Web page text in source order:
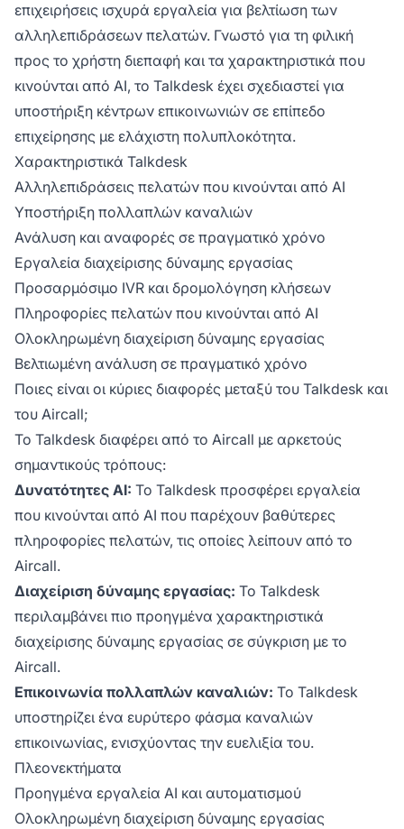
επιχειρήσεις ισχυρά εργαλεία για βελτίωση των
αλληλεπιδράσεων πελατών. Γνωστό για τη φιλική
προς το χρήστη διεπαφή και τα χαρακτηριστικά που
κινούνται από AI, το Talkdesk έχει σχεδιαστεί για
υποστήριξη κέντρων επικοινωνιών σε επίπεδο
επιχείρησης με ελάχιστη πολυπλοκότητα.
Χαρακτηριστικά Talkdesk
Αλληλεπιδράσεις πελατών που κινούνται από AI
Υποστήριξη πολλαπλών καναλιών
Ανάλυση και αναφορές σε πραγματικό χρόνο
Εργαλεία διαχείρισης δύναμης εργασίας
Προσαρμόσιμο IVR και δρομολόγηση κλήσεων
Πληροφορίες πελατών που κινούνται από AI
Ολοκληρωμένη διαχείριση δύναμης εργασίας
Βελτιωμένη ανάλυση σε πραγματικό χρόνο
Ποιες είναι οι κύριες διαφορές μεταξύ του Talkdesk και
του Aircall;
Το Talkdesk διαφέρει από το Aircall με αρκετούς
σημαντικούς τρόπους:
Δυνατότητες AI: Το Talkdesk προσφέρει εργαλεία
που κινούνται από AI που παρέχουν βαθύτερες
πληροφορίες πελατών, τις οποίες λείπουν από το
Aircall.
Διαχείριση δύναμης εργασίας: Το Talkdesk
περιλαμβάνει πιο προηγμένα χαρακτηριστικά
διαχείρισης δύναμης εργασίας σε σύγκριση με το
Aircall.
Επικοινωνία πολλαπλών καναλιών: Το Talkdesk
υποστηρίζει ένα ευρύτερο φάσμα καναλιών
επικοινωνίας, ενισχύοντας την ευελιξία του.
Πλεονεκτήματα
Προηγμένα εργαλεία AI και αυτοματισμού
Ολοκληρωμένη διαχείριση δύναμης εργασίας